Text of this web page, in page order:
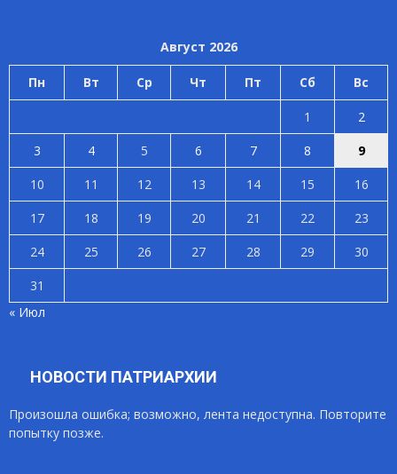
Август 2026
Пн Вт Ср Чт Пт Сб Вс
1
2
3
4 5 6 7 8
9
10
11 12 13 14 15
16
17
18 19 20 21 22
23
24
25 26 27 28 29
30
31
« Июл
НОВОСТИ ПАТРИАРХИИ
Произошла ошибка; возможно, лента недоступна. Повторите
попытку позже.